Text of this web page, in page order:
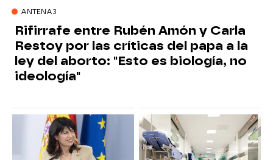
ANTENA3
Rifirrafe entre Rubén Amón y Carla
Restoy por las críticas del papa a la
ley del aborto: "Esto es biología, no
ideología"